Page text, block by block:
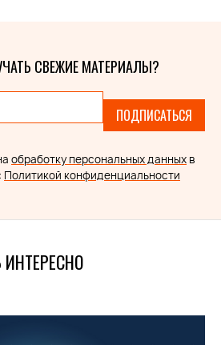
СВЕЖИЕ МАТЕРИАЛЫ?
ПОДПИСАТЬСЯ
обработку персональных данных в
Политикой конфиденциальности